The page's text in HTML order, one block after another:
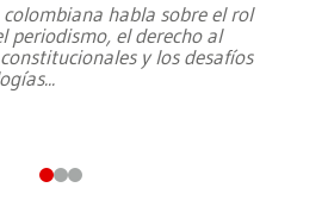
habla sobre el rol
periodismo, el derecho al
y los desafíos
...